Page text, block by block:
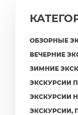
ОБЗОРНЫЕ
ВЕЧЕРНИЕ
ЗИМНИЕ
ЭКСКУРСИИ
ЭКСКУРСИИ
ЭКСКУРСИИ,